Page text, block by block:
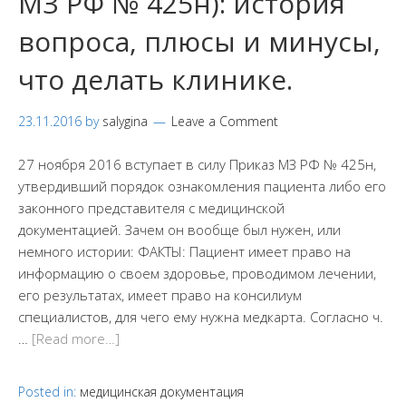
вопроса, плюсы и минусы,
что делать клинике.
23.11.2016 by salygina Leave a Comment
27 ноября 2016 вступает в силу Приказ МЗ РФ № 425н,
утвердивший порядок ознакомления пациента либо его
законного представителя с медицинской
документацией. Зачем он вообще был нужен, или
немного истории: ФАКТЫ: Пациент имеет право на
информацию о своем здоровье, проводимом лечении,
его результатах, имеет право на консилиум
специалистов, для чего ему нужна медкарта. Согласно ч.
[Read more…]
Posted in: медицинская документация